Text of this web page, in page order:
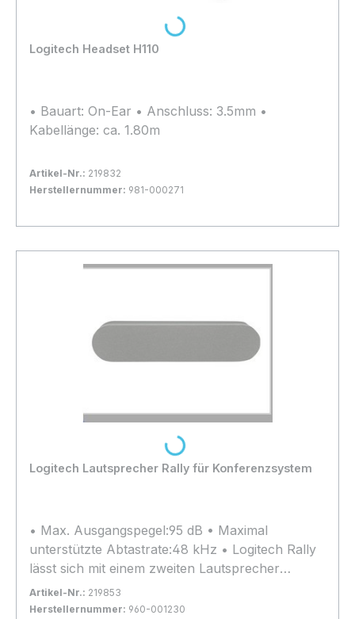
Logitech Headset H110
• Bauart: On-Ear • Anschluss: 3.5mm •
Kabellänge: ca. 1.80m
Artikel-Nr.: 219832
Herstellernummer: 981-000271
In den Warenkorb
Loading...
Logitech Lautsprecher Rally für Konferenzsystem
• Max. Ausgangspegel:95 dB • Maximal
unterstützte Abtastrate:48 kHz • Logitech Rally
lässt sich mit einem zweiten Lautsprecher
erweitern, um auch große Räume mit klarem
Sound zu füllen. Mit den RightSound
Artikel-Nr.: 219853
Herstellernummer: 960-001230
Loading...